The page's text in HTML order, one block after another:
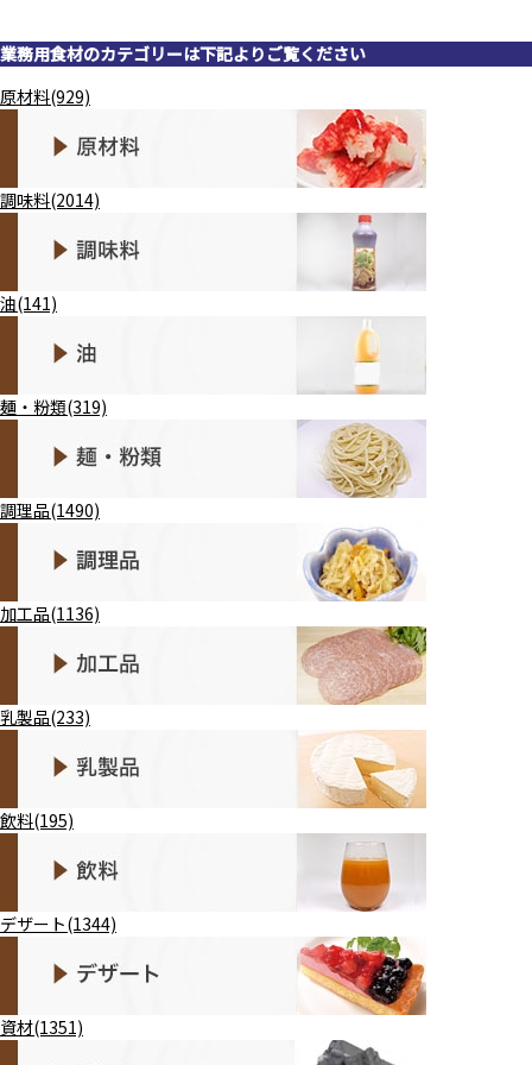
業務用食材のカテゴリーは下記よりご覧ください
原材料(929)
調味料(2014)
油(141)
麺・粉類(319)
調理品(1490)
加工品(1136)
乳製品(233)
飲料(195)
デザート(1344)
資材(1351)